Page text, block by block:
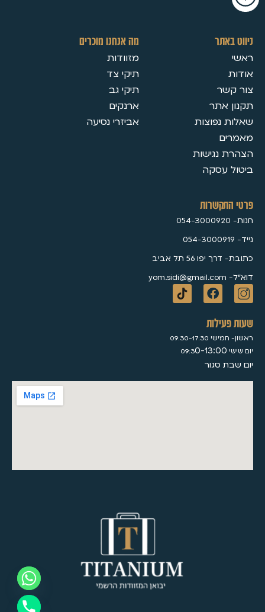
ניווט באתר
ראשי
אודות
צור קשר
תקנון אתר
שאלות נפוצות
מאמרים
הצהרת נגישות
ביטול עסקה
מה אנחנו מוכרים
מזוודות
תיקי צד
תיקי גב
ארנקים
אביזרי נסיעה
פרטי התקשרות
חנות- 054-3000920
נייד- 054-3000919
כתובת- דרך יפו 56 תל אביב
דוא״ל- yom.sidi@gmail.com
שעות פעילות
ראשון- חמישי 09:30-17:30
יום שישי 09:3 0-13:00
יום שבת סגור